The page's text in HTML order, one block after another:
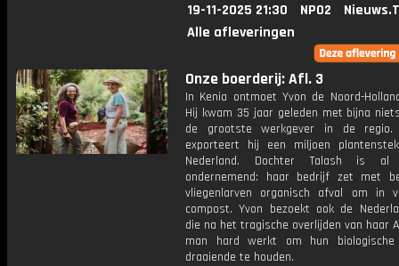
19-11-2025 21:30 NPO2
Alle afleveringen
Onze boerderij: Afl. 3
In Kenia ontmoet Yvon de Noord-
Hij kwam 35 jaar geleden met bijna
de grootste werkgever in de regio.
exporteert hij een miljoen
Nederland. Dochter Talash is
ondernemend: haar bedrijf zet met
vliegenlarven organisch afval om in
compost. Yvon bezoekt ook de
die na het tragische overlijden van haar
man hard werkt om hun biologische
draaiende te houden.